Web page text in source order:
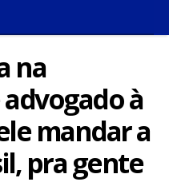
na
à
mandar a
pra gente